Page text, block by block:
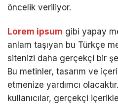
öncelik veriliyor.
Lorem ipsum gibi yapay
anlam taşıyan bu Türkçe
sitenizi daha gerçekçi bir
Bu metinler, tasarım ve
etmenize yardımcı
kullanıcılar, gerçekçi